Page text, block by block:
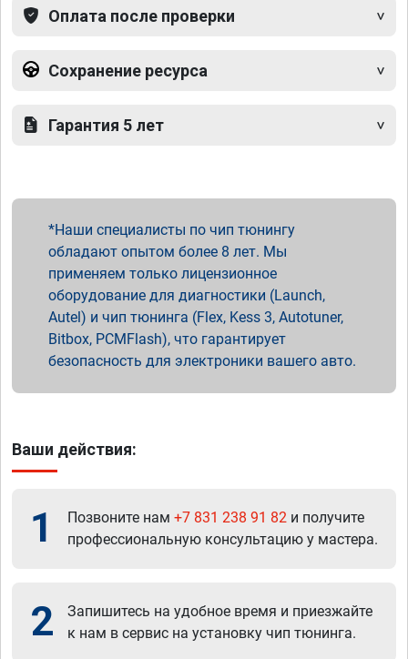
Оплата после проверки
Сохранение ресурса
Гарантия 5 лет
Наши специалисты по чип тюнингу
обладают опытом более 8 лет. Мы
применяем только лицензионное
оборудование для диагностики (Launch,
Autel) и чип тюнинга (Flex, Kess 3, Autotuner,
Bitbox, PCMFlash), что гарантирует
безопасность для электроники вашего авто.
Ваши действия:
1 Позвоните нам +7 831 238 91 82 и получите
профессиональную консультацию у мастера.
2
Запишитесь на удобное время и приезжайте
к нам в сервис на установку чип тюнинга.